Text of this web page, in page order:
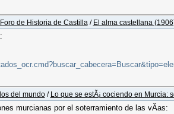
Foro de Historia de Castilla / El alma castellana
del mundo/ Lo que se estÃ¡ cociendo en Murcia:
murcianas por el soterramiento de las vÃ­as: